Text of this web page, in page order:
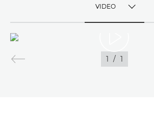
VIDEO
1 / 1